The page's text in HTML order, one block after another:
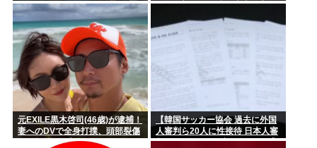
ンらの想像の25倍は史上最高)こ
れもうプロ野球超えてるだろ…
元EXILE黒木啓司(46歳)が逮捕！
妻へのDVで全身打撲、頭部裂傷
及び打撲、頸部損傷
【韓国サッカー協会 過去に外国
人審判ら20人に性接待 日本人審
判2人も含む…一度も負けなし】